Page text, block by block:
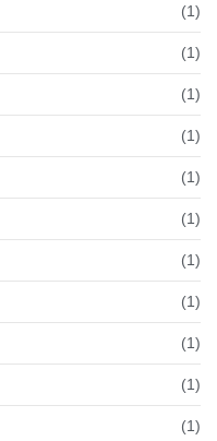
(1)
(1)
(1)
(1)
(1)
(1)
(1)
(1)
(1)
(1)
(1)